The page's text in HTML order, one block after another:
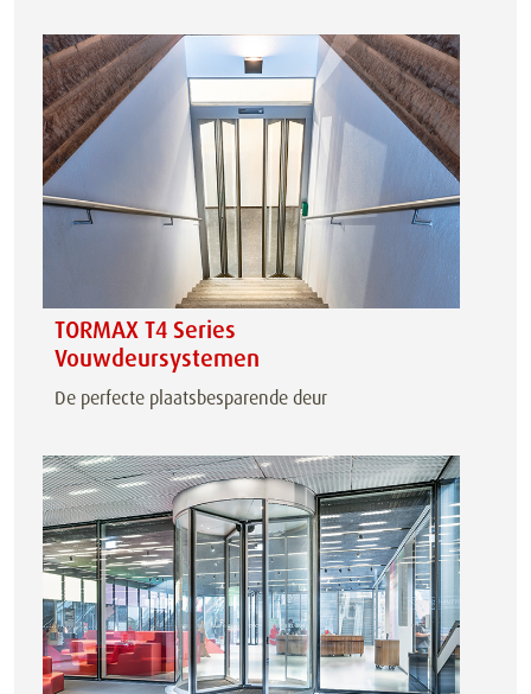
TORMAX T4 Series
Vouwdeursystemen
De perfecte plaatsbesparende deur